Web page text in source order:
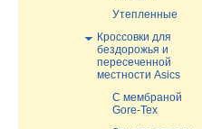
Утепленные
Кроссовки для
бездорожья и
пересеченной
местности Asics
С мембраной
Gore-Tex